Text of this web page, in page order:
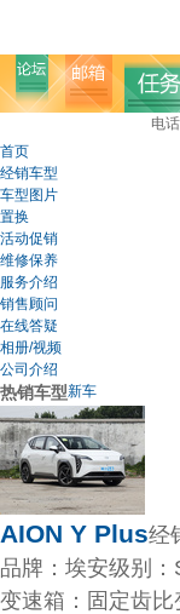
电
首页
经销车型
车型图片
置换
活动促销
维修保养
服务介绍
销售顾问
在线答疑
相册/视频
公司介绍
热销车型新车
AION Y Plus经
品牌：埃安级别：
变速箱：固定齿比